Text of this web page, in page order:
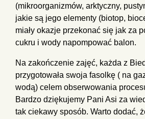
(mikroorganizmów, arktyczny,
jakie są jego elementy (biotop,
miały okazje przekonać się jak za
cukru i wody napompować balon.
Na zakończenie zajęć, każda z
przygotowała swoja fasolkę ( na
wodą) celem obserwowania
Bardzo dziękujemy Pani Asi za
tak ciekawy sposób. Warto dodać,